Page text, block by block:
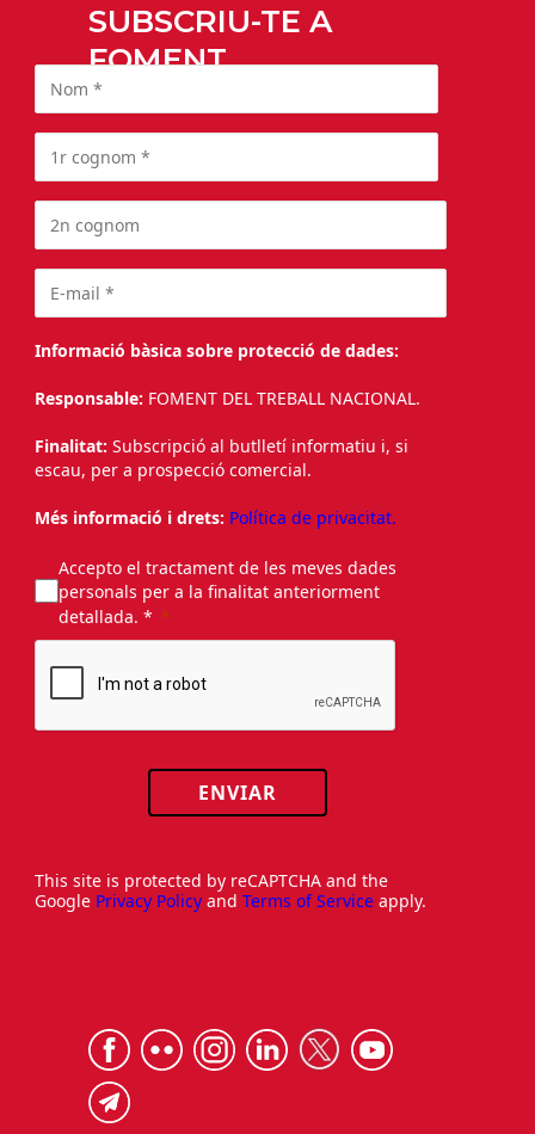
SUBSCRIU-TE A
FOMENT
Informació bàsica sobre protecció de dades:
Responsable: FOMENT DEL TREBALL NACIONAL.
Finalitat: Subscripció al butlletí informatiu i, si
escau, per a prospecció comercial.
Més informació i drets: Política de privacitat.
Accepto el tractament de les meves dades
personals per a la finalitat anteriorment
detallada. *
ENVIAR
This site is protected by reCAPTCHA and the
Google Privacy Policy and Terms of Service apply.